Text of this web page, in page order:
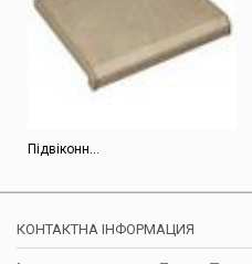
Підвіконн...
КОНТАКТНА ІНФОРМАЦИЯ